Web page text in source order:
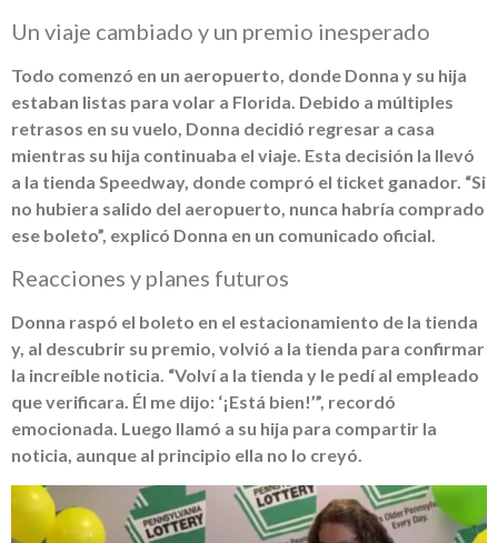
Un viaje cambiado y un premio inesperado
Todo comenzó en un aeropuerto, donde Donna y su hija
estaban listas para volar a Florida. Debido a múltiples
retrasos en su vuelo, Donna decidió regresar a casa
mientras su hija continuaba el viaje. Esta decisión la llevó
a la tienda Speedway, donde compró el ticket ganador. “Si
no hubiera salido del aeropuerto, nunca habría comprado
ese boleto”, explicó Donna en un comunicado oficial.
Reacciones y planes futuros
Donna raspó el boleto en el estacionamiento de la tienda
y, al descubrir su premio, volvió a la tienda para confirmar
la increíble noticia. “Volví a la tienda y le pedí al empleado
que verificara. Él me dijo: ‘¡Está bien!’”, recordó
emocionada. Luego llamó a su hija para compartir la
noticia, aunque al principio ella no lo creyó.